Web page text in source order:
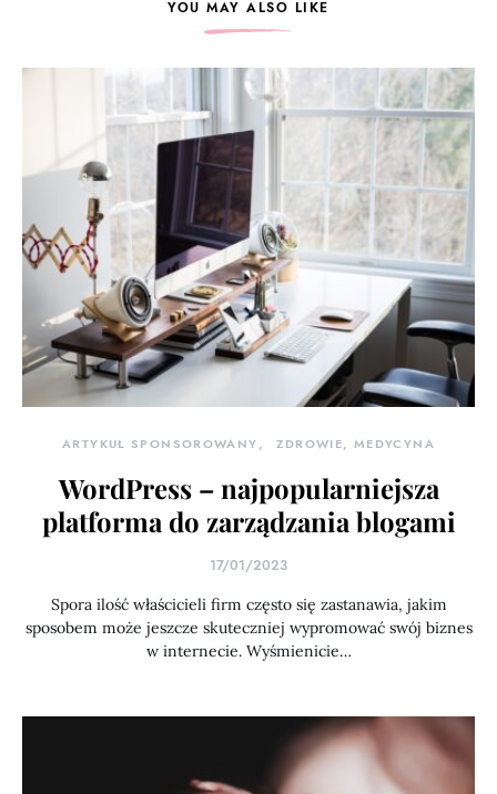
YOU MAY ALSO LIKE
ARTYKUŁ SPONSOROWANY ZDROWIE, MEDYCYNA
WordPress – najpopularniejsza
platforma do zarządzania blogami
17/01/2023
Spora ilość właścicieli firm często się zastanawia, jakim
sposobem może jeszcze skuteczniej wypromować swój biznes
w internecie. Wyśmienicie…